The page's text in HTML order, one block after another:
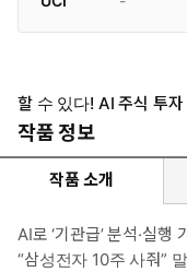
할 수 있다! AI 주식 투자
작품 정보
작품 소개
AI로 ‘기관급’ 분석·실
“삼성전자 10주 사줘”